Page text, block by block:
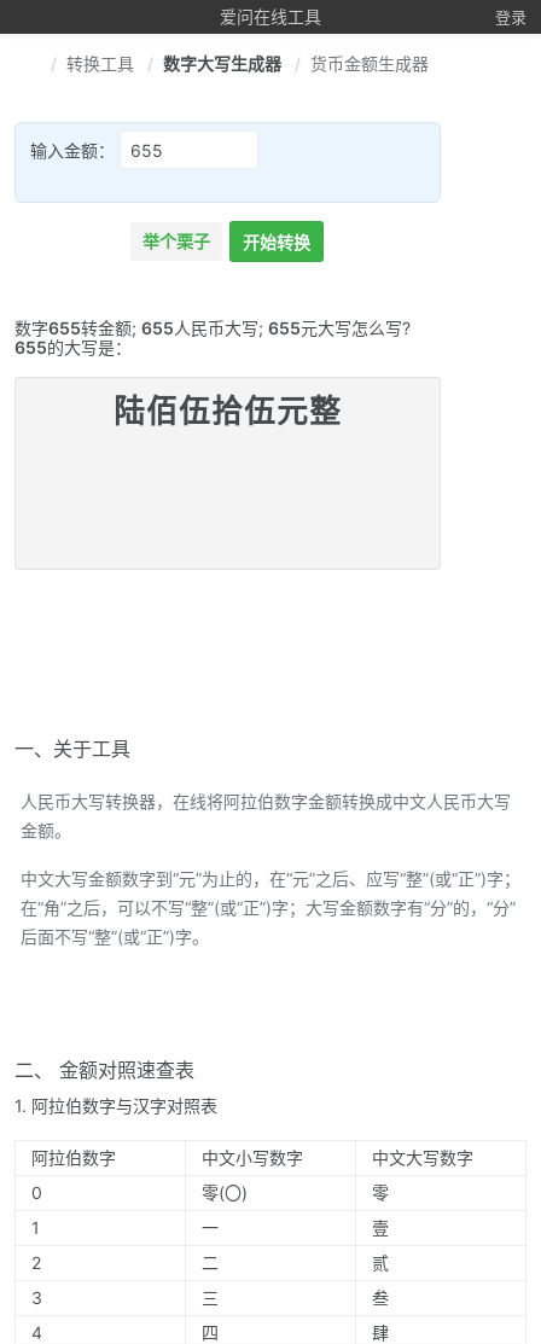
爱问在线工具 登录
转换工具 数字大写生成器 货币金额生成器
输入金额：
举个栗子 开始转换
数字655转金额; 655人民币大写; 655元大写怎么写?
655的大写是：
陆佰伍拾伍元整
一、关于工具
人民币大写转换器，在线将阿拉伯数字金额转换成中文人民币大写
金额。
中文大写金额数字到“元”为止的，在“元”之后、应写“整”(或“正”)字；
在“角”之后，可以不写“整”(或“正”)字；大写金额数字有“分”的，“分”
后面不写“整”(或“正”)字。
二、 金额对照速查表
1. 阿拉伯数字与汉字对照表
阿拉伯数字 中文小写数字
中文大写数字
0
零(〇)
零
1
一
壹
2
二
贰
3
三
叁
4
四
肆